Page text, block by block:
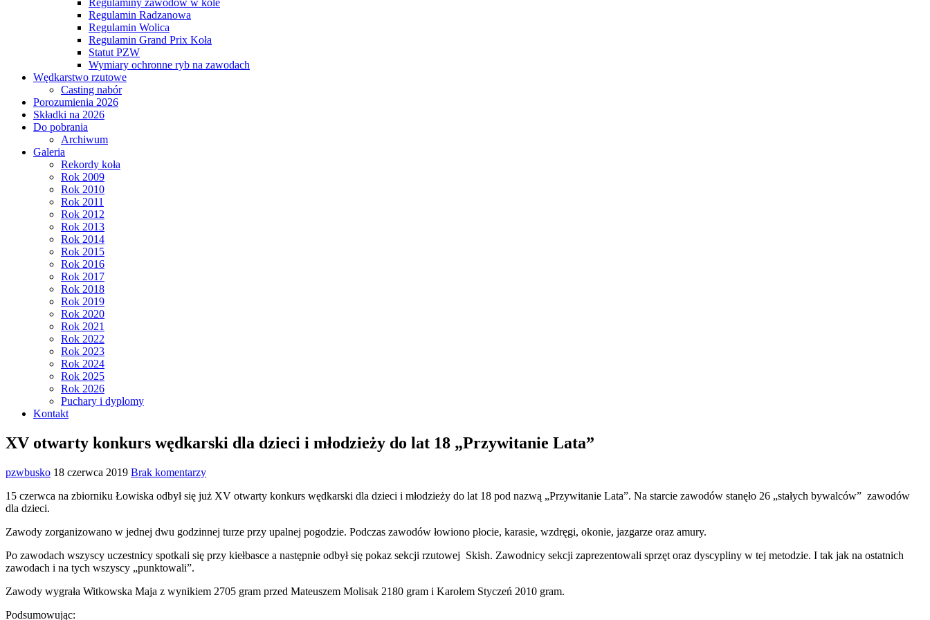
Regulaminy zawodów w kole
Regulamin Radzanowa
Regulamin Wolica
Regulamin Grand Prix Koła
Statut PZW
Wymiary ochronne ryb na zawodach
Wędkarstwo rzutowe
Casting nabór
Porozumienia 2026
Składki na 2026
Do pobrania
Archiwum
Galeria
Rekordy koła
Rok 2009
Rok 2010
Rok 2011
Rok 2012
Rok 2013
Rok 2014
Rok 2015
Rok 2016
Rok 2017
Rok 2018
Rok 2019
Rok 2020
Rok 2021
Rok 2022
Rok 2023
Rok 2024
Rok 2025
Rok 2026
Puchary i dyplomy
Kontakt
XV otwarty konkurs wędkarski dla dzieci i młodzieży do lat 18 „Przywitanie Lata”
pzwbusko 18 czerwca 2019 Brak komentarzy
15 czerwca na zbiorniku Łowiska odbył się już XV otwarty konkurs wędkarski dla dzieci i młodzieży do lat 18 pod nazwą „Przywitanie Lata”. Na starcie zawodów stanęło 26 „stałych bywalców” zawodów
dla dzieci.
Zawody zorganizowano w jednej dwu godzinnej turze przy upalnej pogodzie. Podczas zawodów łowiono płocie, karasie, wzdręgi, okonie, jazgarze oraz amury.
Po zawodach wszyscy uczestnicy spotkali się przy kiełbasce a następnie odbył się pokaz sekcji rzutowej Skish. Zawodnicy sekcji zaprezentowali sprzęt oraz dyscypliny w tej metodzie. I tak jak na ostatnich
zawodach i na tych wszyscy „punktowali”.
Zawody wygrała Witkowska Maja z wynikiem 2705 gram przed Mateuszem Molisak 2180 gram i Karolem Styczeń 2010 gram.
Podsumowując: